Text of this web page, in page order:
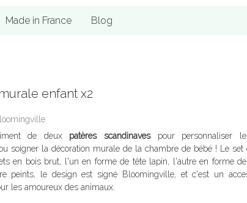
Made in France Blog
enfant x2
de deux patères scandinavespour personnaliser
soigner la décoration murale de la chambre de bébé ! Le set
en bois brut, l'un en forme de tête lapin, l'autre en forme
peints, le design est signé Bloomingville, et c'est un
les amoureux des animaux.